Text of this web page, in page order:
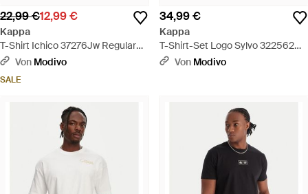
22,99 €12,99 €
Kappa
T-Shirt Ichico 37276Jw Regular
Fit - Weiß
Von Modivo
SALE
34,99 €
Kappa
T-Shirt-Set Logo Sylvo 322562W
Regular Fit - Schwarz
Von Modivo